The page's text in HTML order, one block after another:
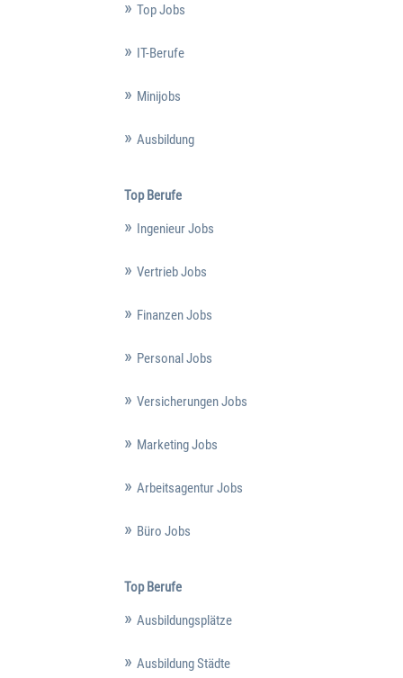
Top Jobs
IT-Berufe
Minijobs
Ausbildung
Top Berufe
Ingenieur Jobs
Vertrieb Jobs
Finanzen Jobs
Personal Jobs
Versicherungen Jobs
Marketing Jobs
Arbeitsagentur Jobs
Büro Jobs
Top Berufe
Ausbildungsplätze
Ausbildung Städte